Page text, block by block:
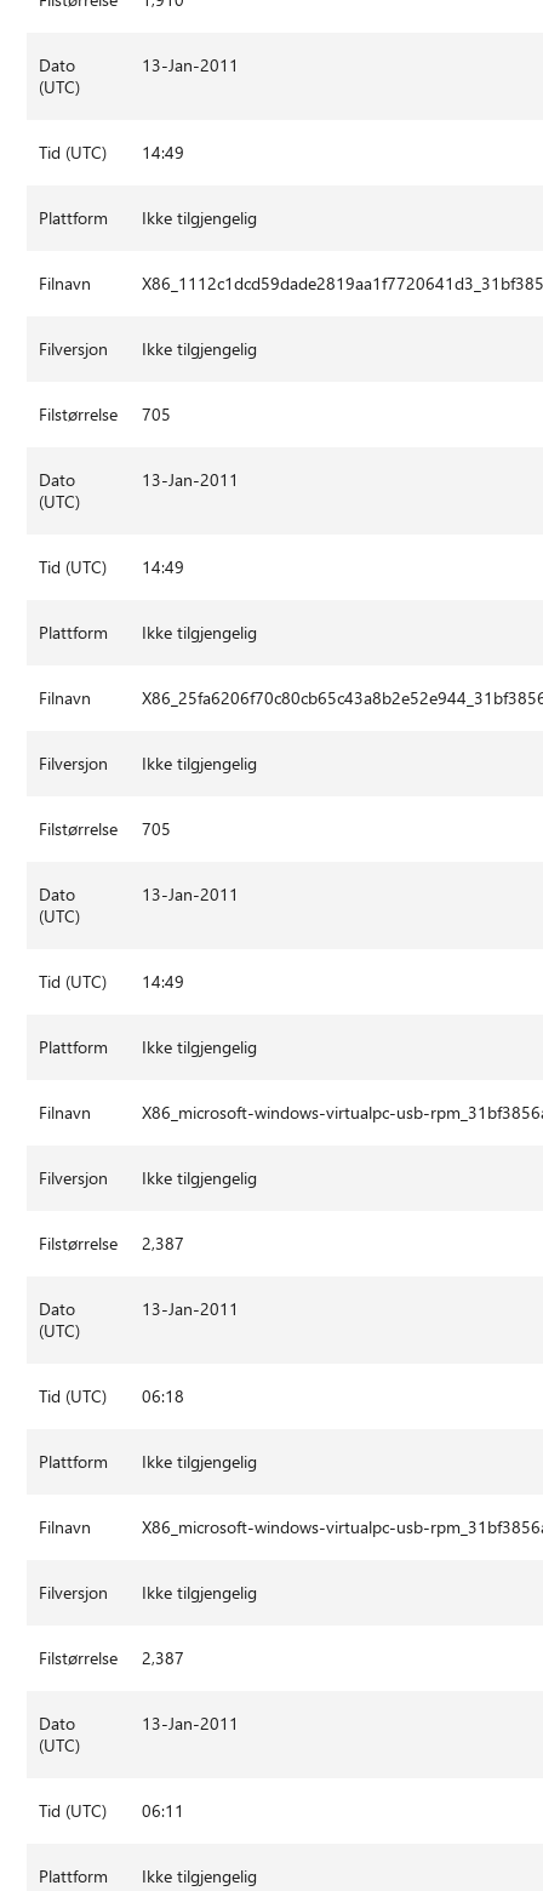
Dato
(UTC)
13-Jan-2011
Tid (UTC) 14:49
Plattform Ikke tilgjengelig
Filnavn
Filversjon Ikke tilgjengelig
Filstørrelse 705
Dato
(UTC)
13-Jan-2011
Tid (UTC) 14:49
Plattform Ikke tilgjengelig
Filnavn
Filversjon Ikke tilgjengelig
Filstørrelse 705
Dato
(UTC)
13-Jan-2011
Tid (UTC) 14:49
Plattform Ikke tilgjengelig
Filnavn X86_microsoft-windows-virtualpc-usb-
Filversjon Ikke tilgjengelig
Filstørrelse 2,387
Dato
(UTC)
13-Jan-2011
Tid (UTC) 06:18
Plattform Ikke tilgjengelig
Filnavn X86_microsoft-windows-virtualpc-usb-
Filversjon Ikke tilgjengelig
Filstørrelse 2,387
Dato
(UTC)
13-Jan-2011
Tid (UTC) 06:11
Plattform Ikke tilgjengelig